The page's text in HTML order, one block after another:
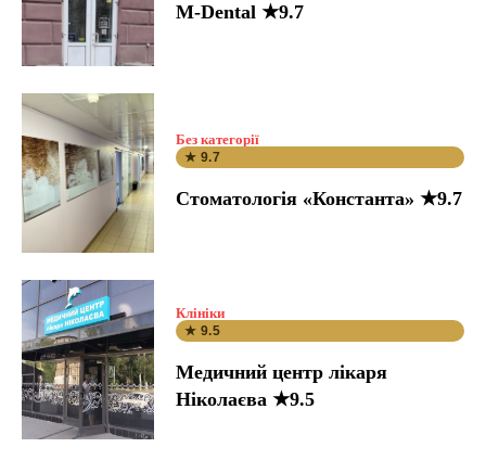
M-Dental ★9.7
Без категорії
★ 9.7
Стоматологія «Константа» ★9.7
Клініки
★ 9.5
Медичний центр лікаря
Ніколаєва ★9.5